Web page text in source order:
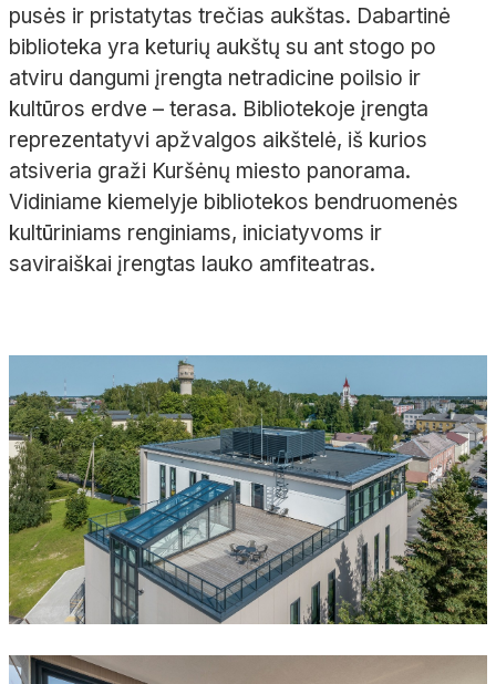
pusės ir pristatytas trečias aukštas. Dabartinė
biblioteka yra keturių aukštų su ant stogo po
atviru dangumi įrengta netradicine poilsio ir
kultūros erdve – terasa. Bibliotekoje įrengta
reprezentatyvi apžvalgos aikštelė, iš kurios
atsiveria graži Kuršėnų miesto panorama.
Vidiniame kiemelyje bibliotekos bendruomenės
kultūriniams renginiams, iniciatyvoms ir
saviraiškai įrengtas lauko amfiteatras.